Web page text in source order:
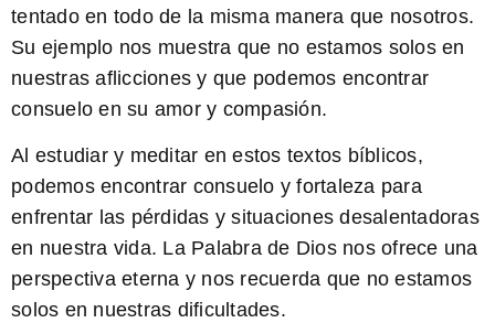
tentado en todo de la misma manera que nosotros.
Su ejemplo nos muestra que no estamos solos en
nuestras aflicciones y que podemos encontrar
consuelo en su amor y compasión.
Al estudiar y meditar en estos textos bíblicos,
podemos encontrar consuelo y fortaleza para
enfrentar las pérdidas y situaciones desalentadoras
en nuestra vida. La Palabra de Dios nos ofrece una
perspectiva eterna y nos recuerda que no estamos
solos en nuestras dificultades.